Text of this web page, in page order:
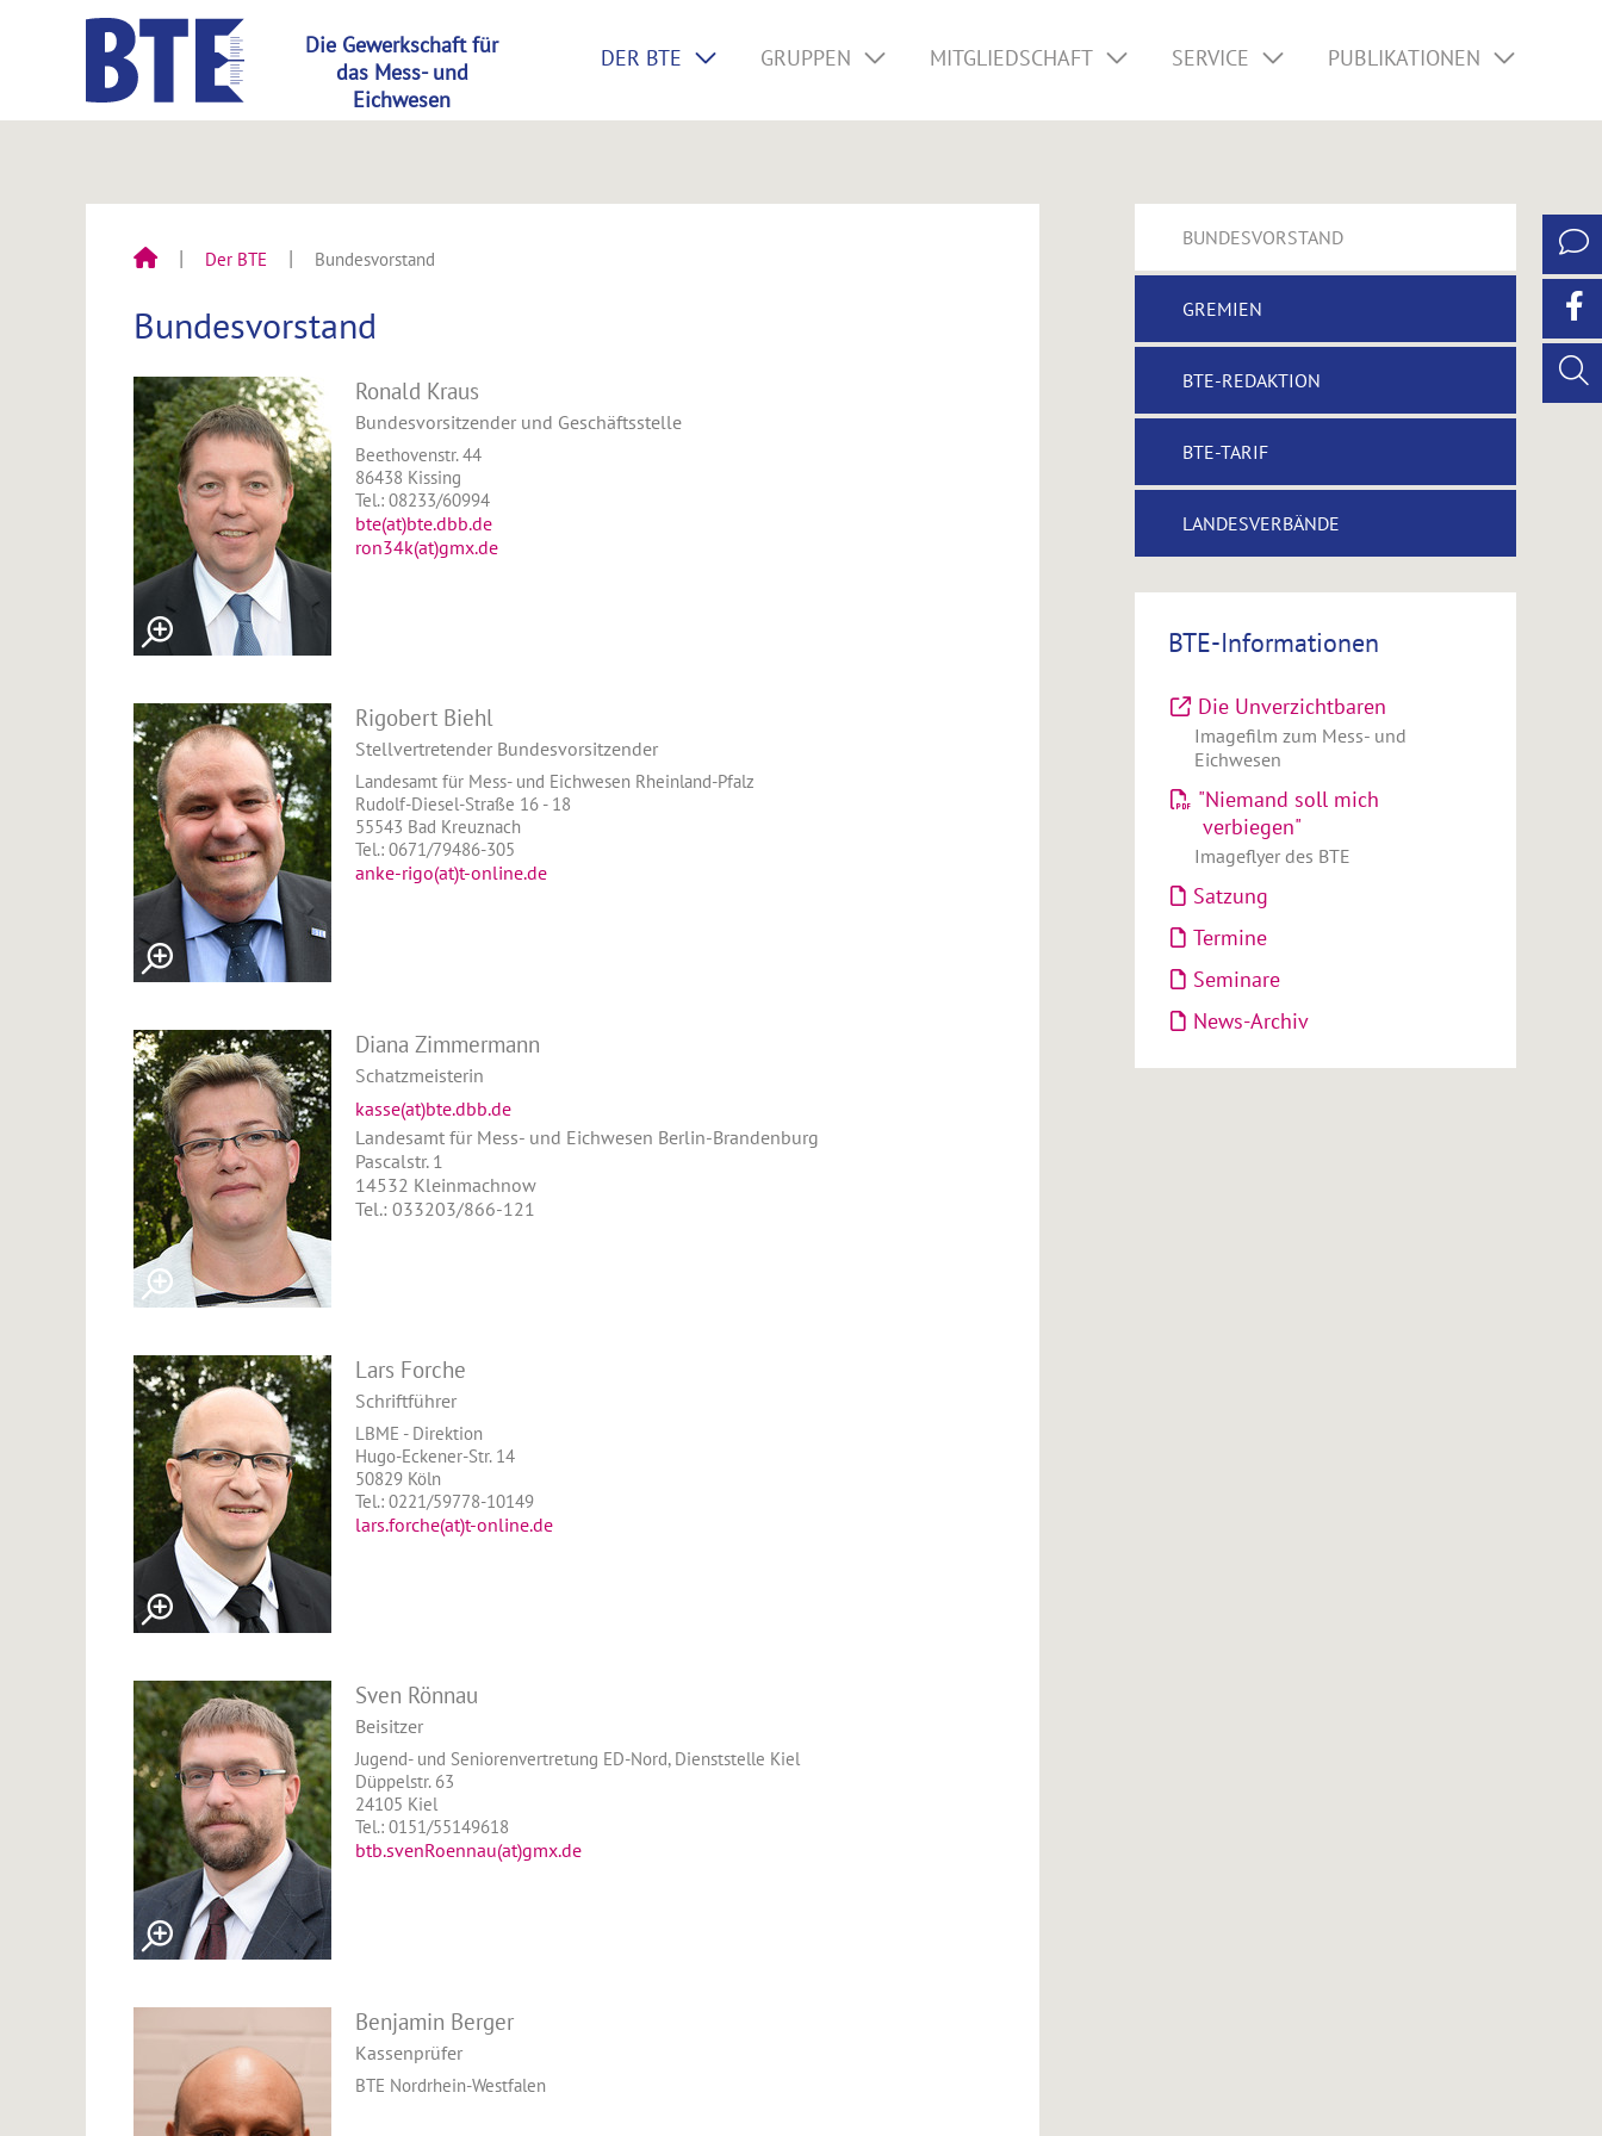
DER BTE GRUPPEN MITGLIEDSCHAFT SERVICE PUBLIKATIONEN
Der BTE Bundesvorstand
Bundesvorstand
Ronald Kraus
Bundesvorsitzender und Geschäftsstelle
Beethovenstr. 44
86438 Kissing
Tel.: 08233/60994
bte(at)bte.dbb.de
ron34k(at)gmx.de
Rigobert Biehl
Stellvertretender Bundesvorsitzender
Landesamt für Mess- und Eichwesen Rheinland-Pfalz
Rudolf-Diesel-Straße 16 - 18
55543 Bad Kreuznach
Tel.: 0671/79486-305
anke-rigo(at)t-online.de
Diana Zimmermann
Schatzmeisterin
kasse(at)bte.dbb.de
Landesamt für Mess- und Eichwesen Berlin-Brandenburg
Pascalstr. 1
14532 Kleinmachnow
Tel.: 033203/866-121
Lars Forche
Schriftführer
LBME - Direktion
Hugo-Eckener-Str. 14
50829 Köln
Tel.: 0221/59778-10149
lars.forche(at)t-online.de
Sven Rönnau
Beisitzer
Jugend- und Seniorenvertretung ED-Nord, Dienststelle Kiel
Düppelstr. 63
24105 Kiel
Tel.: 0151/55149618
btb.svenRoennau(at)gmx.de
Benjamin Berger
Kassenprüfer
BTE Nordrhein-Westfalen
BUNDESVORSTAND
GREMIEN
BTE-REDAKTION
BTE-TARIF
LANDESVERBÄNDE
BTE-Informationen
Die Unverzichtbaren
Imagefilm zum Mess- und
Eichwesen
"Niemand soll mich
verbiegen"
Imageflyer des BTE
Satzung
Termine
Seminare
News-Archiv